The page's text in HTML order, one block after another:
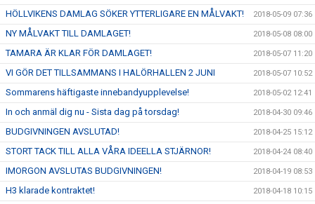
HÖLLVIKENS DAMLAG SÖKER YTTERLIGARE EN MÅLVAKT! 2018-05-09 07:36
NY MÅLVAKT TILL DAMLAGET! 2018-05-08 08:00
TAMARA ÄR KLAR FÖR DAMLAGET! 2018-05-07 11:20
VI GÖR DET TILLSAMMANS I HALÖRHALLEN 2 JUNI 2018-05-07 10:52
Sommarens häftigaste innebandyupplevelse! 2018-05-02 12:41
In och anmäl dig nu - Sista dag på torsdag! 2018-04-30 09:46
BUDGIVNINGEN AVSLUTAD! 2018-04-25 15:12
STORT TACK TILL ALLA VÅRA IDEELLA STJÄRNOR! 2018-04-24 08:40
IMORGON AVSLUTAS BUDGIVNINGEN! 2018-04-19 08:53
H3 klarade kontraktet! 2018-04-18 10:15